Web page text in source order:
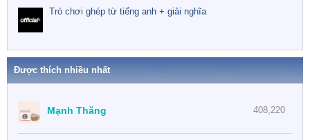
Trò chơi ghép từ tiếng anh + giải nghĩa
Được thích nhiều nhất
408,220
Mạnh Thăng